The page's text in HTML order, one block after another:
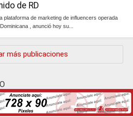
de RD
plataforma de marketing de influencers operada
, anunció hoy su...
más publicaciones